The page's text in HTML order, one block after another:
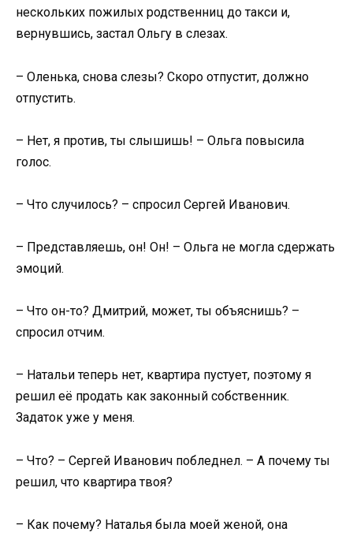
нескольких пожилых родственниц до такси и,
вернувшись, застал Ольгу в слезах.
– Оленька, снова слезы? Скоро отпустит, должно
отпустить.
– Нет, я против, ты слышишь! – Ольга повысила
голос.
– Что случилось? – спросил Сергей Иванович.
– Представляешь, он! Он! – Ольга не могла сдержать
эмоций.
– Что он-то? Дмитрий, может, ты объяснишь? –
спросил отчим.
– Натальи теперь нет, квартира пустует, поэтому я
решил её продать как законный собственник.
Задаток уже у меня.
– Что? – Сергей Иванович побледнел. – А почему ты
решил, что квартира твоя?
– Как почему? Наталья была моей женой, она